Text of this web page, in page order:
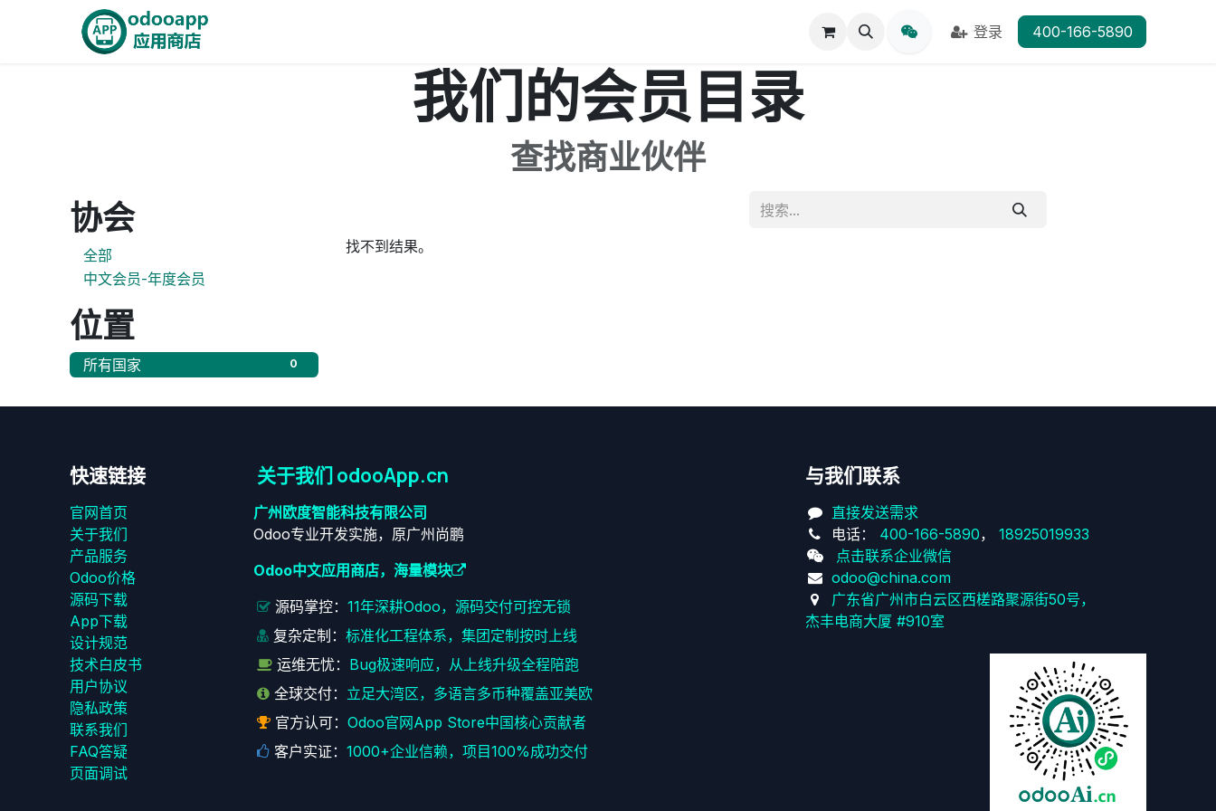
登录 400-166-5890
我们的会员目录
查找商业伙伴
协会
全部
中文会员-年度会员
位置
所有国家 0
找不到结果。
快速链接
官网首页
关于我们
产品服务
Odoo价格
源码下载
App下载
设计规范
技术白皮书
用户协议
‎隐私政策‎
联系我们
FAQ答疑
页面调试
关于我们 odooApp.cn
广州欧度智能科技有限公司
Odoo专业开发实施，原广州尚鹏
Odoo中文应用商店，海量模块
源码掌控：11年深耕Odoo，源码交付可控无锁
复杂定制：标准化工程体系，集团定制按时上线
运维无忧： Bug极速响应，从上线升级全程陪跑
全球交付： 立足大湾区，多语言多币种覆盖亚美欧
官方认可：Odoo官网App Store中国核心贡献者
客户实证：1000+企业信赖，项目100%成功交付
与我们联系
直接发送需求
电话： 400-166-5890， 18925019933
点击联系企业微信
odoo@china.com
广东省广州市白云区西槎路聚源街50号，
杰丰电商大厦 #910室